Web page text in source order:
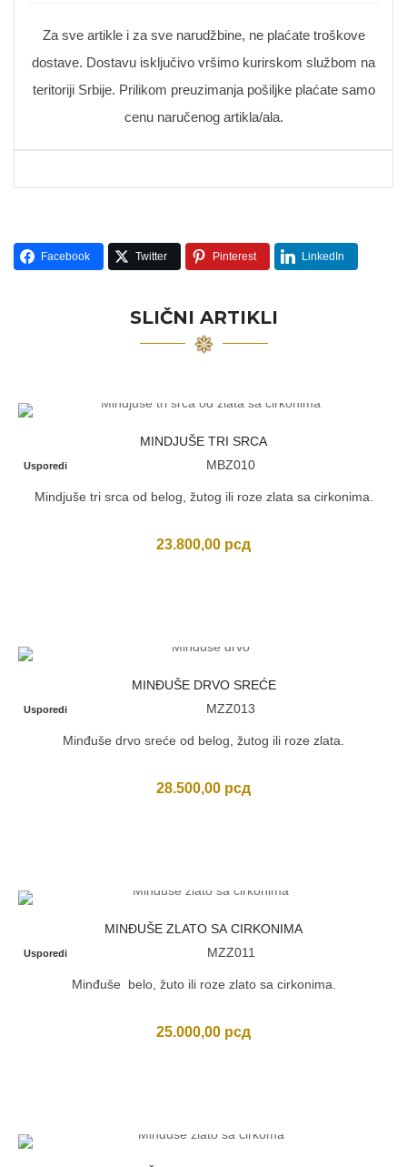
Za sve artikle i za sve narudžbine, ne plaćate troškove
dostave. Dostavu isključivo vršimo kurirskom službom na
teritoriji Srbije. Prilikom preuzimanja pošiljke plaćate samo
cenu naručenog artikla/ala.
Facebook Twitter Pinterest LinkedIn
SLIČNI ARTIKLI
MINDJUŠE TRI SRCA
Usporedi MBZ010
Mindjuše tri srca od belog, žutog ili roze zlata sa cirkonima.
23.800,00 рсд
MINĐUŠE DRVO SREĆE
Usporedi MZZ013
Minđuše drvo sreće od belog, žutog ili roze zlata.
28.500,00 рсд
MINĐUŠE ZLATO SA CIRKONIMA
Usporedi MZZ011
Minđuše belo, žuto ili roze zlato sa cirkonima.
25.000,00 рсд